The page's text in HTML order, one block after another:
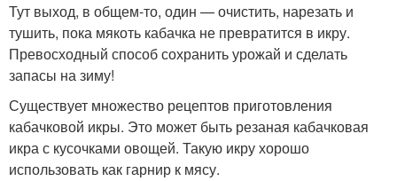
Тут выход, в общем-то, один — очистить, нарезать и
тушить, пока мякоть кабачка не превратится в икру.
Превосходный способ сохранить урожай и сделать
запасы на зиму!
Существует множество рецептов приготовления
кабачковой икры. Это может быть резаная кабачковая
икра с кусочками овощей. Такую икру хорошо
использовать как гарнир к мясу.